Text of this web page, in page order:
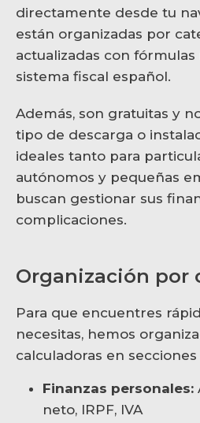
directamente desde tu
están organizadas por
actualizadas con
sistema fiscal español.
Además, son gratuitas y
tipo de descarga o
ideales tanto para
autónomos y pequeñas
buscan gestionar sus
complicaciones.
Organización por
Para que encuentres
necesitas, hemos
calculadoras en secciones
Finanzas personales:
neto, IRPF, IVA